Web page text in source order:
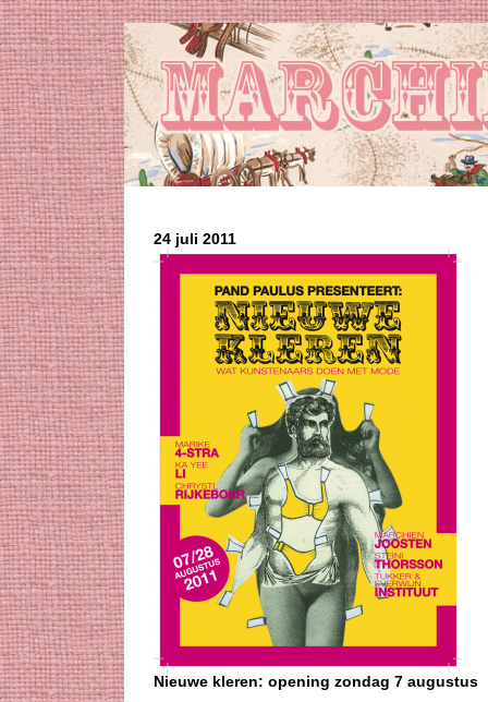
24 juli 2011
Nieuwe kleren: opening zondag 7 augustus